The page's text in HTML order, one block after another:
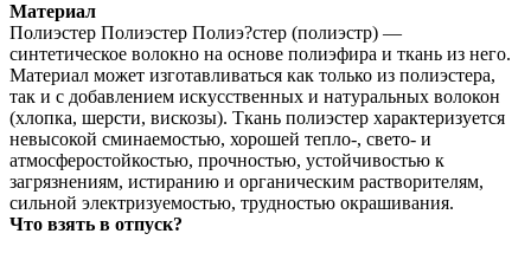
Материал
Полиэстер Полиэстер Полиэ?стер (полиэстр) —
синтетическое волокно на основе полиэфира и ткань из него.
Материал может изготавливаться как только из полиэстера,
так и с добавлением искусственных и натуральных волокон
(хлопка, шерсти, вискозы). Ткань полиэстер характеризуется
невысокой сминаемостью, хорошей тепло-, свето- и
атмосферостойкостью, прочностью, устойчивостью к
загрязнениям, истиранию и органическим растворителям,
сильной электризуемостью, трудностью окрашивания.
Что взять в отпуск?